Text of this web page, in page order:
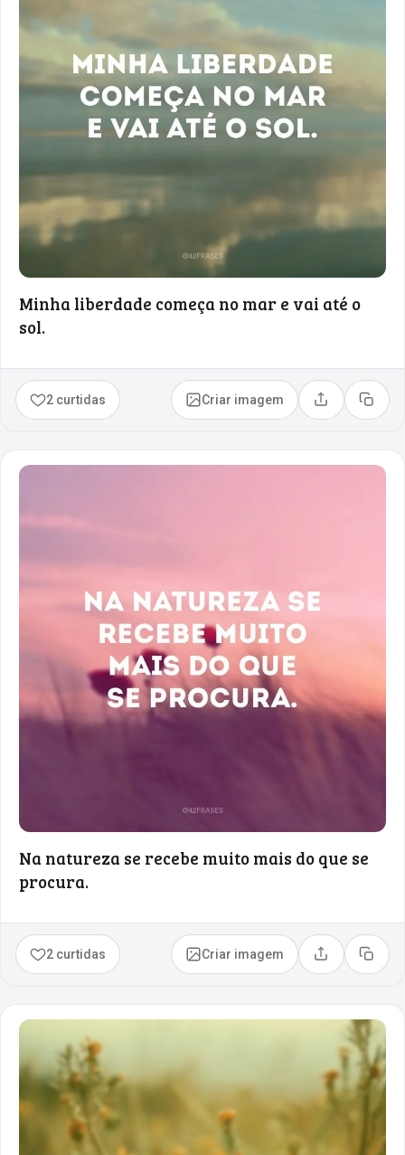
Minha liberdade começa no mar e vai até o
sol.
2 curtidas Criar imagem Compartilhar
Copiar
Na natureza se recebe muito mais do que se
procura.
2 curtidas Criar imagem Compartilhar
Copiar